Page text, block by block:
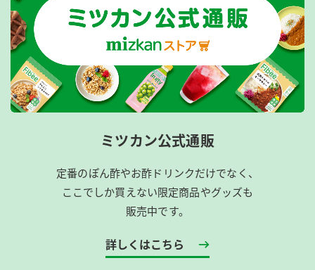
ミツカン公式通販
定番のぽん酢やお酢ドリンクだけでなく、
ここでしか買えない限定商品やグッズも
販売中です。
詳しくはこちら